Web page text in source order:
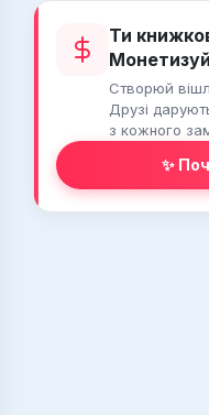
Ти
Створюй
Друзі
з кожного
✨